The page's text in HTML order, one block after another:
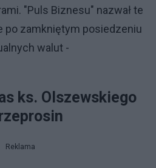
"Puls Biznesu" nazwał te
po zamkniętym posiedzeniu
walut -
ks. Olszewskiego
Reklama